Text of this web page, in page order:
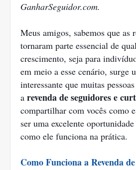
GanharSeguidor.com.
Meus amigos, sabemos que as
tornaram parte essencial de
crescimento, seja para
em meio a esse cenário, surge
interessante que muitas
a revenda de seguidores e
compartilhar com vocês como
ser uma excelente
como ele funciona na prática.
Como Funciona a Revenda